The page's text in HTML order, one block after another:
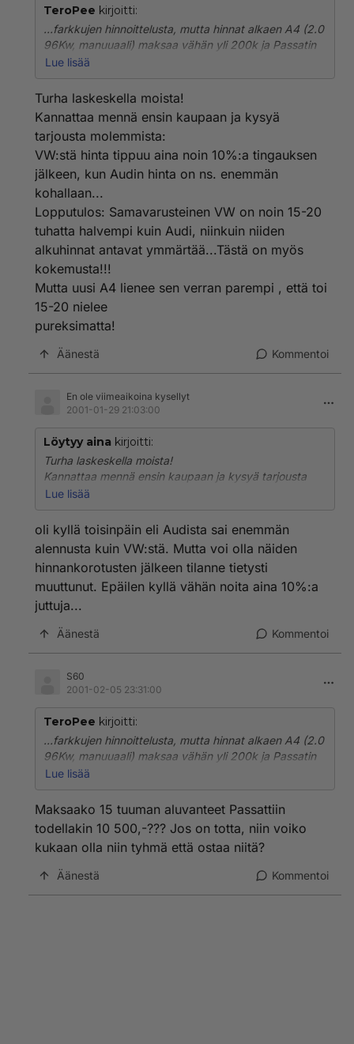
TeroPee kirjoitti:
...farkkujen hinnoittelusta, mutta hinnat alkaen A4 (2.0
96Kw, manuuaali) maksaa vähän yli 200k ja Passatin
2.0 -bensa Firstline (85Kw) manuuaalilla maksaa
vakiovarusteet eli automaatti-ilmastointi (9.700,-) ja
hinta lukemaan 205k. Ja edelleen Passatissa on
enemmän tilaa, mutta samalla myös vähemmän
tehoa...
Kuka vielä miettii varustellun Passatin ostoa?
Lue lisää
Turha laskeskella moista!
Kannattaa mennä ensin kaupaan ja kysyä
tarjousta molemmista:
VW:stä hinta tippuu aina noin 10%:a tingauksen
jälkeen, kun Audin hinta on ns. enemmän
kohallaan...
Lopputulos: Samavarusteinen VW on noin 15-20
tuhatta halvempi kuin Audi, niinkuin niiden
alkuhinnat antavat ymmärtää...Tästä on myös
kokemusta!!!
Mutta uusi A4 lienee sen verran parempi , että toi
15-20 nielee
pureksimatta!
Äänestä Kommentoi
En ole viimeaikoina kysellyt
2001-01-29 21:03:00
Löytyy aina kirjoitti:
Turha laskeskella moista!
Kannattaa mennä ensin kaupaan ja kysyä tarjousta
molemmista:
jälkeen, kun Audin hinta on ns. enemmän kohallaan...
Lopputulos: Samavarusteinen VW on noin 15-20
tuhatta halvempi kuin Audi, niinkuin niiden alkuhinnat
antavat ymmärtää...Tästä on myös kokemusta!!!
Mutta uusi A4 lienee sen verran parempi , että toi 15-
20 nielee
Lue lisää
oli kyllä toisinpäin eli Audista sai enemmän
alennusta kuin VW:stä. Mutta voi olla näiden
hinnankorotusten jälkeen tilanne tietysti
muuttunut. Epäilen kyllä vähän noita aina 10%:a
juttuja...
Äänestä Kommentoi
S60
2001-02-05 23:31:00
TeroPee kirjoitti:
...farkkujen hinnoittelusta, mutta hinnat alkaen A4 (2.0
96Kw, manuuaali) maksaa vähän yli 200k ja Passatin
2.0 -bensa Firstline (85Kw) manuuaalilla maksaa
vakiovarusteet eli automaatti-ilmastointi (9.700,-) ja
hinta lukemaan 205k. Ja edelleen Passatissa on
enemmän tilaa, mutta samalla myös vähemmän
tehoa...
Kuka vielä miettii varustellun Passatin ostoa?
Lue lisää
Maksaako 15 tuuman aluvanteet Passattiin
todellakin 10 500,-??? Jos on totta, niin voiko
kukaan olla niin tyhmä että ostaa niitä?
Äänestä Kommentoi